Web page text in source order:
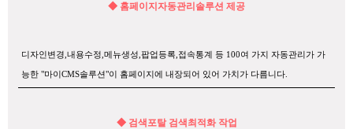
◆ 홈페이지자동관리솔루션 제공
디자인변경,내용수정,메뉴생성,팝업등록,접속통계 등 100여 가지 자동관리가 가
능한 "마이CMS솔루션"이 홈페이지에 내장되어 있어 가치가 다름니다.
◆ 검색포탈 검색최적화 작업